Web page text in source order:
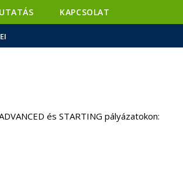
KAPCSOLAT
és STARTING pályázatokon: